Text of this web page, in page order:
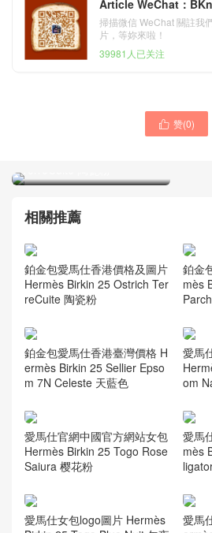
Article WeChat：
掃描微信 WeChat 關註我
片，等妳來啦！
39981人已关注
 赞(0)
鉑金包愛馬仕香港價格及圖
相關推薦
鉑金包愛馬仕香港價格及圖片
Hermès Birkin 25 Ostrich Ter
reCuite 陶瓷粉
鉑金
mès
鉑金包愛馬仕香港臺灣價格 H
ermès Birkin 25 Sellier Epso
m 7N Celeste 天藍色
愛馬
om
愛馬仕官網中國官方網站女包
Hermès Birkin 25 Togo Rose
Saiura 樱花粉
愛馬
mès
愛馬仕女包logo圖片 Hermès
愛馬